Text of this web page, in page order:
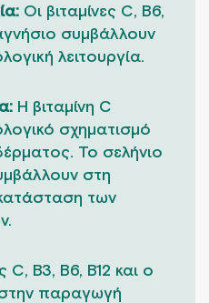
Οι βιταμίνες C, Β6,
συμβάλλουν
λειτουργία.
Η βιταμίνη C
σχηματισμό
Το σελήνιο
στη
των
C, B3, B6, B12 και ο
παραγωγή